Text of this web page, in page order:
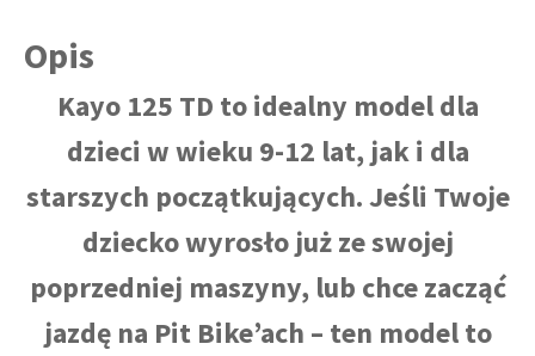
Opis
Kayo 125 TD to idealny model dla
dzieci w wieku 9-12 lat, jak i dla
starszych początkujących. Jeśli Twoje
dziecko wyrosło już ze swojej
poprzedniej maszyny, lub chce zacząć
jazdę na Pit Bike’ach – ten model to